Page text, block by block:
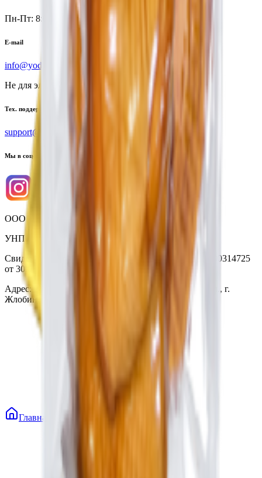
Пн-Пт: 8:00 - 17:00
E-mail
info@yoda.by
Не для электронных обращений
Тех. поддержка
support@yoda.by
Мы в соцсетях
ООО «Торговая сеть «Продмир»
УНП 490314725
Свидетельство о государственной регистрации № 490314725
от 30.05.2003г выдано Гомельским облисполкомом
Адрес: 247210, Республика Беларусь, Гомельская обл., г.
Жлобин, ул. Козлова 2-А
Главная